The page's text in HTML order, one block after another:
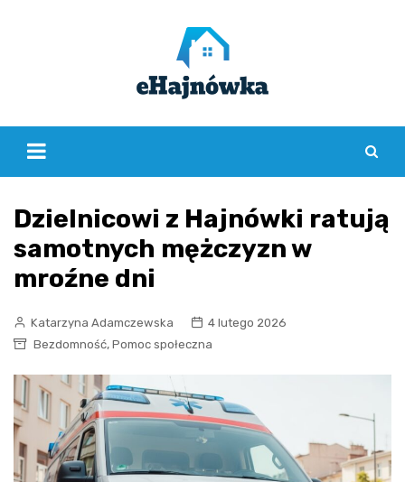
Dzielnicowi z Hajnówki ratują
samotnych mężczyzn w
mroźne dni
Katarzyna Adamczewska
4 lutego 2026
Bezdomność, Pomoc społeczna